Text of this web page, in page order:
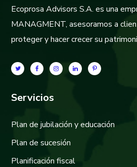
Ecoprosa Advisors S.A. es una
MANAGMENT, asesoramos a
proteger y hacer crecer su
Servicios
Plan de jubilación y educación
Plan de sucesión
Planificación fiscal